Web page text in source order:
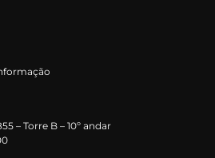
– Torre B – 10º andar